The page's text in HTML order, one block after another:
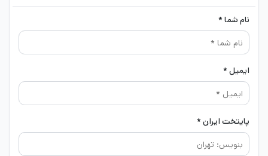
نام شما *
ایمیل *
پایتخت ایران *